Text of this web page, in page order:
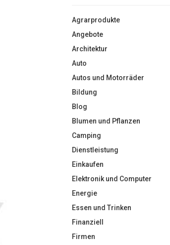
Agrarprodukte
Angebote
Architektur
Auto
Autos und Motorräder
Bildung
Blog
Blumen und Pflanzen
Camping
Dienstleistung
Einkaufen
Elektronik und Computer
Energie
Essen und Trinken
Finanziell
Firmen